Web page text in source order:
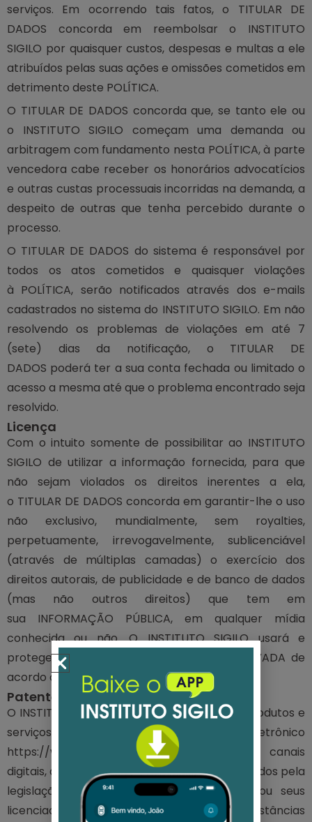
serviços. Em ocorrendo tais fatos, o TITULAR DE
DADOS concorda em reembolsar o INSTITUTO
SIGILO por quaisquer custos, despesas e multas a ele
atribuídos pelas suas ações e omissões cometidos em
detrimento deste POLÍTICA.
O TITULAR DE DADOS concorda que, se tanto ele ou
o INSTITUTO SIGILO começam uma demanda ou
arbitragem com fundamento nesta POLÍTICA, à parte
vencedora cabe receber os honorários advocatícios
e outras custas processuais incorridas na demanda, a
despeito de outras que tenha percebido durante o
processo.
O TITULAR DE DADOS do sistema é responsável por
todos os atos cometidos e quaisquer violações
à POLÍTICA, serão notificados através dos e-mails
cadastrados no sistema do INSTITUTO SIGILO. Em não
resolvendo os problemas de violações em até 7
(sete) dias da notificação, o TITULAR DE
DADOS poderá ter a sua conta fechada ou limitado o
acesso a mesma até que o problema encontrado seja
resolvido.
Licença
Com o intuito somente de possibilitar ao INSTITUTO
SIGILO de utilizar a informação fornecida, para que
não sejam violados os direitos inerentes a ela,
o TITULAR DE DADOS concorda em garantir-lhe o uso
não exclusivo, mundialmente, sem royalties,
perpetuamente, irrevogavelmente, sublicenciável
(através de múltiplas camadas) o exercício dos
direitos autorais, de publicidade e de banco de dados
(mas não outros direitos) que tem em
sua INFORMAÇÃO PÚBLICA, em qualquer mídia
conhecida ou não. O INSTITUTO SIGILO usará e
protegerá sua INFORMAÇÃO PÚBLICA e PRIVADA de
acordo com esta POLÍTICA.
Patentes
O INSTITUTO SIGILO, e todos os seus logos, produtos e
serviços descritos neste sítio eletrônico
https://www.sigilo.org.br, além de outros canais
digitais, aplicativos e plataformas, são protegidos pela
legislação que rege patentes e marcas, ou seus
licenciados, e (a despeito de outras circunstâncias